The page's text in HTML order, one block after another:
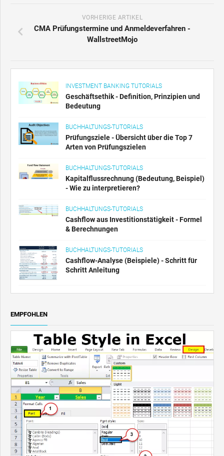
VORHERIGE ARTIKEL
CMA Prüfungstermine und Anmeldeverfahren -
WallstreetMojo
INVESTMENT BANKING TUTORIALS
Geschäftsethik - Definition, Prinzipien und
Bedeutung
BUCHHALTUNGS-TUTORIALS
Prüfungsziele - Übersicht über die Top 7
Arten von Prüfungszielen
BUCHHALTUNGS-TUTORIALS
Kapitalflussrechnung (Bedeutung, Beispiel)
- Wie zu interpretieren?
BUCHHALTUNGS-TUTORIALS
Cashflow aus Investitionstätigkeit - Formel
& Berechnungen
BUCHHALTUNGS-TUTORIALS
Cashflow-Analyse (Beispiele) - Schritt für
Schritt Anleitung
EMPFOHLEN